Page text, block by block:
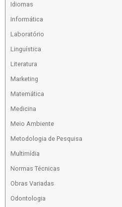
Idiomas
Informática
Laboratório
Linguística
Literatura
Marketing
Matemática
Medicina
Meio Ambiente
Metodologia de Pesquisa
Multimídia
Normas Técnicas
Obras Variadas
Odontologia